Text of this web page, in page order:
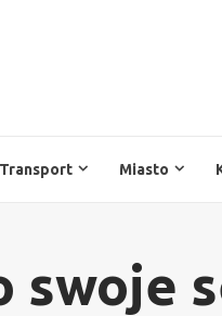
Transport Miasto
swoje